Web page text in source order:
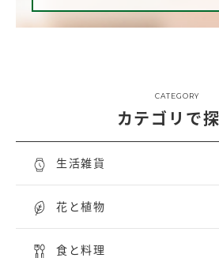
CATEGORY
カテゴリで
生活雑貨
花と植物
食と料理